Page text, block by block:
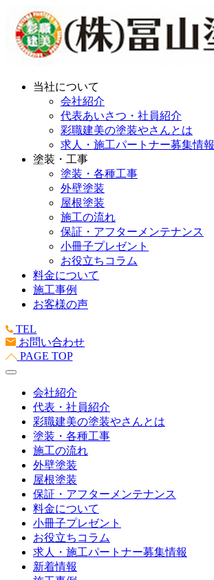
当社について
会社紹介
代表あいさつ・社員紹介
彩職建美の塗装やさんとは
求人・施工パートナー募集情報
塗装・工事
塗装・各種工事
外壁塗装
屋根塗装
施工の流れ
保証・アフターメンテナンス
小冊子プレゼント
お役立ちコラム
料金について
施工事例
お客様の声
TEL
お問い合わせ
PAGE TOP
会社紹介
代表・社員紹介
彩職建美の塗装やさんとは
塗装・各種工事
施工の流れ
外壁塗装
屋根塗装
保証・アフターメンテナンス
料金について
小冊子プレゼント
お役立ちコラム
求人・施工パートナー募集情報
新着情報